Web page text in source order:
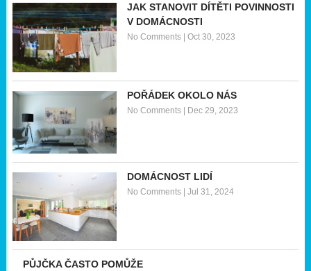
JAK STANOVIT DÍTĚTI POVINNOSTI
V DOMÁCNOSTI
No Comments| Oct 30, 2023
POŘÁDEK OKOLO NÁS
No Comments| Dec 29, 2023
DOMÁCNOST LIDÍ
No Comments| Jul 31, 2024
PŮJČKA ČASTO POMŮŽE